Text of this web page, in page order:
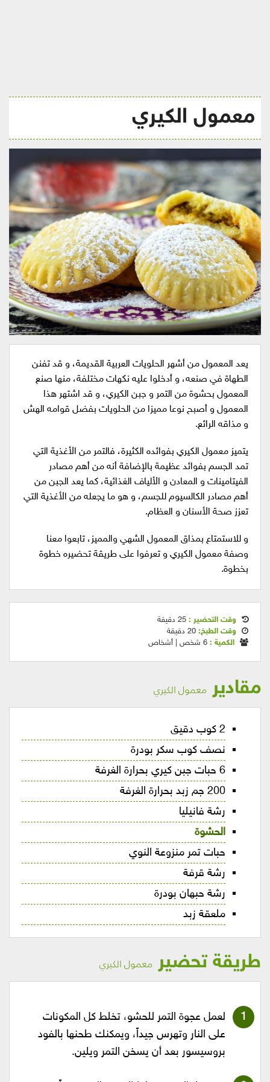
معمول الكيري
يعد المعمول من أشهر الحلويات العربية القديمة، و قد تفنن
الطهاة في صنعه، و أدخلوا عليه نكهات مختلفة، منها صنع
المعمول بحشوة من التمر و جبن الكيري، و قد اشتهر هذا
المعمول و أصبح نوعا مميزا من الحلويات بفضل قوامه الهش
و مذاقه الرائع.
يتميز معمول الكيري بفوائده الكثيرة، فالتمر من الأغذية التي
تمد الجسم بفوائد عظيمة بالإضافة أنه من أهم مصادر
الفيتامينات و المعادن و الألياف الغذائية، كما يعد الجبن من
أهم مصادر الكالسيوم للجسم، و هو ما يجعله من الأغذية التي
تعزز صحة الأسنان و العظام.
و للاستمتاع بمذاق المعمول الشهي والمميز، تابعوا معنا
وصفة معمول الكيري و تعرفوا على طريقة تحضيره خطوة
بخطوة.
وقت التحضير : 25 دقيقة
وقت الطبخ: 20 دقيقة
الكمية : 6 شخص | أشخاص
مقادير معمول الكيري
2 كوب دقيق
نصف كوب سكر بودرة
6 حبات جبن كيري بحرارة الغرفة
200 جم زبد بحرارة الغرفة
رشة فانيليا
الحشوة
حبات تمر منزوعة النوي
رشة قرفة
رشة حبهان بودرة
ملعقة زبد
طريقة تحضير معمول الكيري
لعمل عجوة التمر للحشو، تخلط كل المكونات
على النار وتهرس جيداً، ويمكنك طحنها بالفود
بروسيسور بعد أن يسخن التمر ويلين.